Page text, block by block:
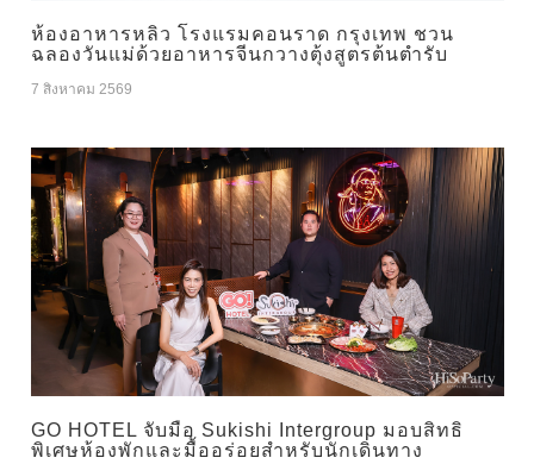
ห้องอาหารหลิว โรงแรมคอนราด กรุงเทพ ชวน
ฉลองวันแม่ด้วยอาหารจีนกวางตุ้งสูตรต้นตำรับ
7 สิงหาคม 2569
GO HOTEL จับมือ Sukishi Intergroup มอบสิทธิ
พิเศษห้องพักและมื้ออร่อยสำหรับนักเดินทาง